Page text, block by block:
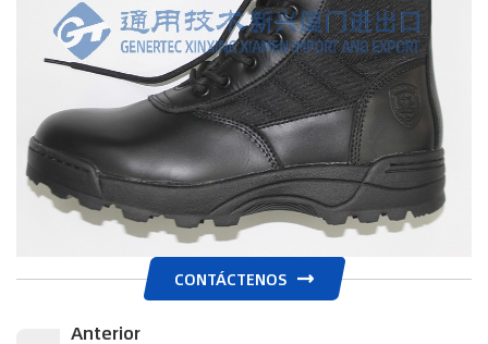
CONTÁCTENOS
Anterior